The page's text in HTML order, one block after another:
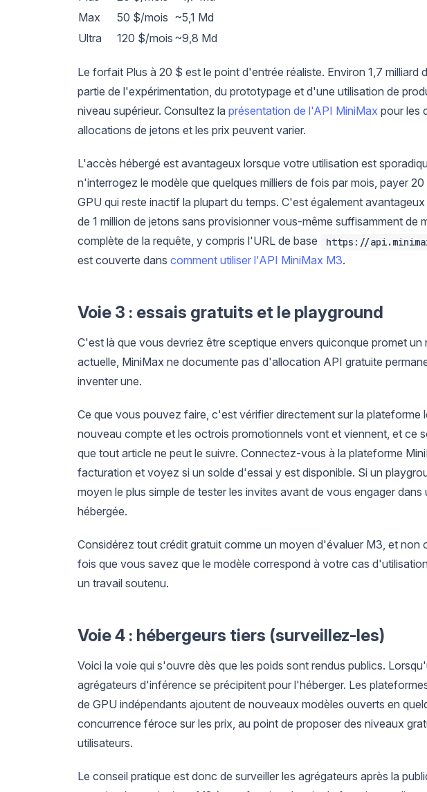
Max
50 $/mois ~5,1 Md
Ultra
120 $/mois ~9,8 Md
Le forfait Plus à 20 $ est le point d'entrée réaliste. Environ 1,7 milliard
partie de l'expérimentation, du prototypage et d'une utilisation de
niveau supérieur. Consultez la présentation de l'API MiniMax pour les
allocations de jetons et les prix peuvent varier.
L'accès hébergé est avantageux lorsque votre utilisation est
n'interrogez le modèle que quelques milliers de fois par mois, payer
GPU qui reste inactif la plupart du temps. C'est également
de 1 million de jetons sans provisionner vous-même suffisamment de
complète de la requête, y compris l'URL de base
https://
est couverte dans comment utiliser l'API MiniMax M3.
Voie 3 : essais gratuits et le playground
C'est là que vous devriez être sceptique envers quiconque promet
actuelle, MiniMax ne documente pas d'allocation API gratuite
inventer une.
Ce que vous pouvez faire, c'est vérifier directement sur la plateforme
nouveau compte et les octrois promotionnels vont et viennent, et ce
que tout article ne peut le suivre. Connectez-vous à la plateforme
facturation et voyez si un solde d'essai y est disponible. Si un
moyen le plus simple de tester les invites avant de vous engager
hébergée.
Considérez tout crédit gratuit comme un moyen d'évaluer M3, et non
fois que vous savez que le modèle correspond à votre cas
un travail soutenu.
Voie 4 : hébergeurs tiers (surveillez-les)
Voici la voie qui s'ouvre dès que les poids sont rendus publics.
agrégateurs d'inférence se précipitent pour l'héberger. Les
de GPU indépendants ajoutent de nouveaux modèles ouverts en
concurrence féroce sur les prix, au point de proposer des niveaux
utilisateurs.
Le conseil pratique est donc de surveiller les agrégateurs après la